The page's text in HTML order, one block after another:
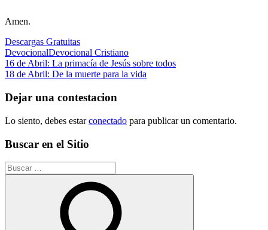
Amen.
Descargas Gratuitas
DevocionalDevocional Cristiano
Navegación
de
entradas
Entrada
anterior:
16 de Abril: La primacía de Jesús sobre todos
Siguiente
18 de Abril: De la muerte para la vida
Dejar una contestacion
Lo siento, debes estarconectado para publicar un comentario.
Buscar en el Sitio
Buscar: